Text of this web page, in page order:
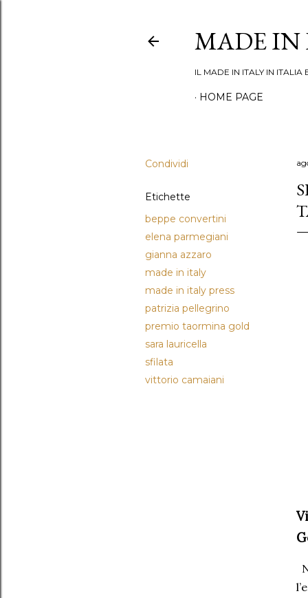
MADE IN
IL MADE IN ITALY IN
HOME PAGE
Condividi
Etichette
beppe convertini
elena parmegiani
gianna azzaro
made in italy
made in italy press
patrizia pellegrino
premio taormina gold
sara lauricella
sfilata
vittorio camaiani